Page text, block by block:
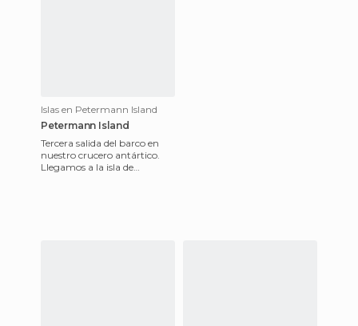
Islas en Petermann Island
Petermann Island
Tercera salida del barco en
nuestro crucero antártico.
Llegamos a la isla de